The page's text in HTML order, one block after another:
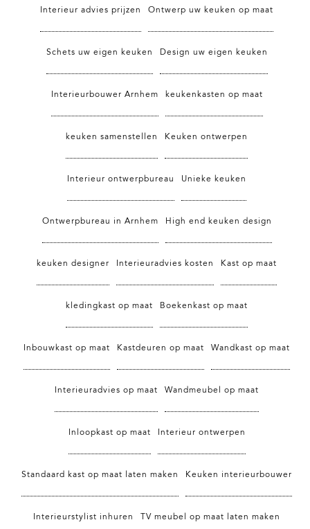
Interieur advies prijzen Ontwerp uw keuken op maat
Schets uw eigen keuken Design uw eigen keuken
Interieurbouwer Arnhem keukenkasten op maat
keuken samenstellen Keuken ontwerpen
Interieur ontwerpbureau Unieke keuken
Ontwerpbureau in Arnhem High end keuken design
keuken designer Interieuradvies kosten Kast op maat
kledingkast op maat Boekenkast op maat
Inbouwkast op maat Kastdeuren op maat Wandkast op maat
Interieuradvies op maat Wandmeubel op maat
Inloopkast op maat Interieur ontwerpen
Standaard kast op maat laten maken Keuken interieurbouwer
Interieurstylist inhuren TV meubel op maat laten maken